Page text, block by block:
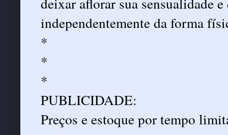
independentemente da forma
*
*
*
PUBLICIDADE:
Preços e estoque por tempo